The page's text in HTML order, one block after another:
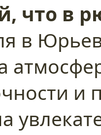
что в
в
и